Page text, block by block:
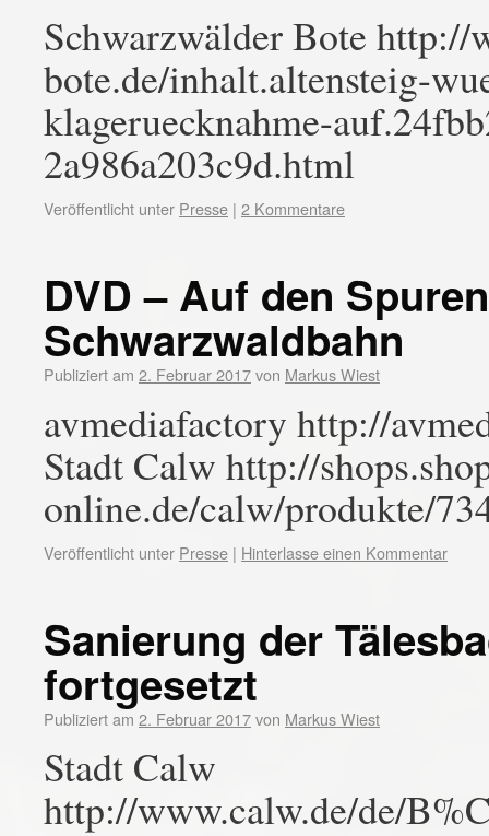
Schwarzwälder Bote http://
bote.de/inhalt.altensteig-
klageruecknahme-
2a986a203c9d.html
Veröffentlicht unter Presse | 2 Kommentare
DVD – Auf den
Schwarzwaldbahn
Publiziert am 2. Februar 2017von Markus Wiest
avmediafactory http://
Stadt Calw http://
online.de/calw/produkte/
Veröffentlicht unter Presse | Hinterlasse einen Kommentar
Sanierung der
fortgesetzt
Publiziert am 2. Februar 2017von Markus Wiest
Stadt Calw
http://www.calw.de/de/